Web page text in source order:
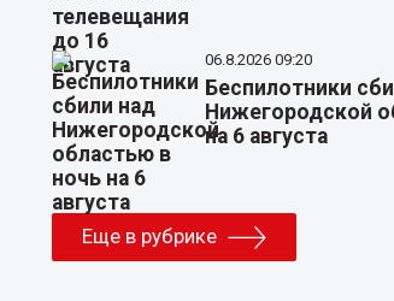
06.8.2026 09:20
Беспилотники
Нижегородской
на 6 августа
Еще в рубрике